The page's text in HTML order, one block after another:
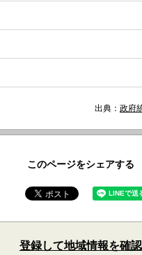
出典： 政府
このページをシェアする
登録して地域情報を確認